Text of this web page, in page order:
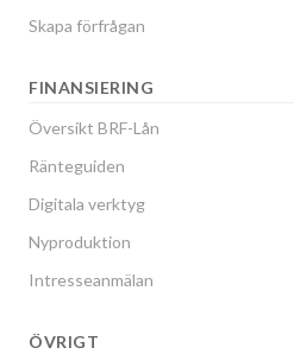
Skapa förfrågan
FINANSIERING
Översikt BRF-Lån
Ränteguiden
Digitala verktyg
Nyproduktion
Intresseanmälan
ÖVRIGT